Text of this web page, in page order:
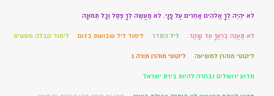
לֹא יִהְיֶה לְךָ אֱלֹהִים אֲחֵרִים עַל פָּנָי. לֹא תַעֲשֶׂה לְךָ פֶסֶל וְכָל תְּמוּנָה
לֹא תַעֲנֶה בְרֵעֲךָ עֵד שָׁקֶר. ליל הסדר לימוד ליל שבועות בזום לימוד קבלה מעשית
ליקוטי מוהרן למשיעה ליקוטי מוהרן תורה ג
מדוע ירושלים נבחרה להיות בירת ישראל